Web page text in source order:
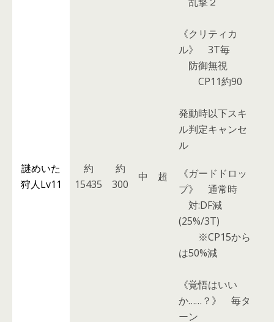
謎めいた
狩人Lv11
約
15435
約
300
中 超
《クリティカ
ル》 3T毎
防御無視
CP11約90
発動時以下スキ
ル判定キャンセ
ル
《ガードドロッ
プ》 通常時
対:DF減
(25%/3T)
※CP15から
は50%減
《覚悟はいい
か……？》 毎タ
ーン